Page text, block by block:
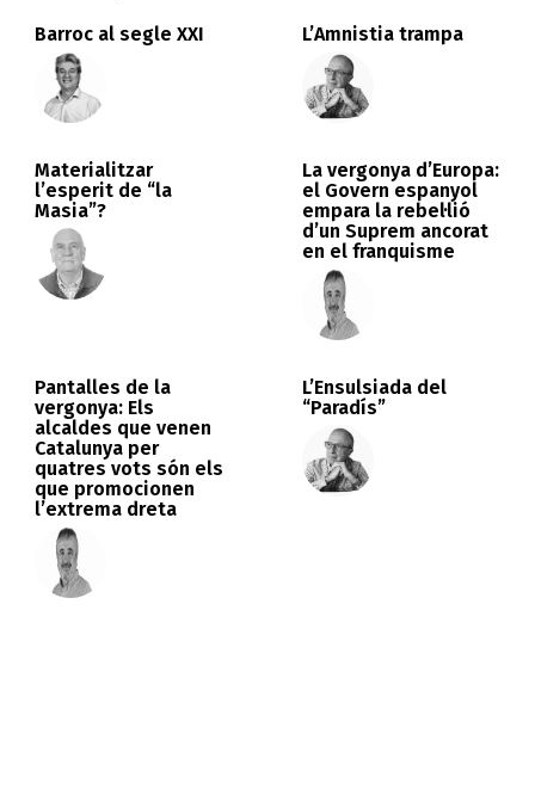
Barroc al segle XXI L’Amnistia trampa
Materialitzar
l’esperit de “la
Masia”?
La vergonya d’Europa:
el Govern espanyol
empara la rebel·lió
d’un Suprem ancorat
en el franquisme
Pantalles de la
vergonya: Els
alcaldes que venen
Catalunya per
quatres vots són els
que promocionen
l’extrema dreta
L’Ensulsiada del
“Paradís”